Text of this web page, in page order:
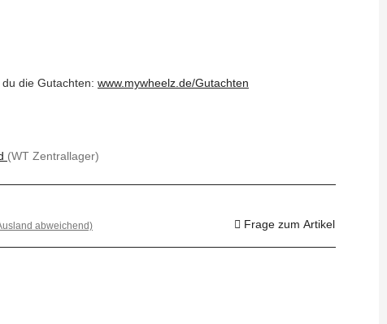
die Gutachten: www.mywheelz.de/Gutachten
(WT Zentrallager)
abweichend) Frage zum Artikel